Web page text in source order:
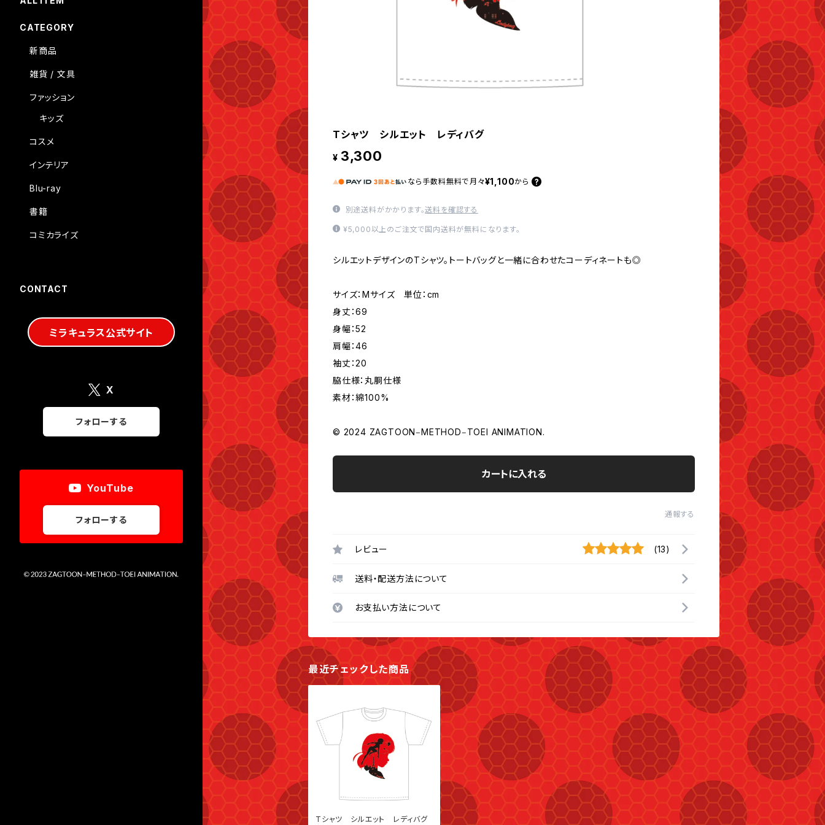
Tシャツ シルエット レディバグ
¥ 3,300
なら 手数料無料で 月々¥1,100から
別途送料がかかります。送料を確認する
¥5,000以上のご注文で国内送料が無料になります。
シルエットデザインのTシャツ。トートバッグと一緒に合わせたコーディネートも◎
サイズ：Mサイズ 単位：cm
身丈：69
身幅：52
肩幅：46
袖丈：20
脇仕様：丸胴仕様
素材：綿100%
© 2024 ZAGTOON‒METHOD‒TOEI ANIMATION.
カートに入れる
通報する
レビュー (13)
送料・配送方法について
お支払い方法について
最近チェックした商品
Tシャツ シルエット レディバグ
CATEGORY
新商品
雑貨 / 文具
ファッション
キッズ
コスメ
インテリア
Blu-ray
書籍
コミカライズ
CONTACT
ミラキュラス公式サイト
X
フォローする
YouTube
フォローする